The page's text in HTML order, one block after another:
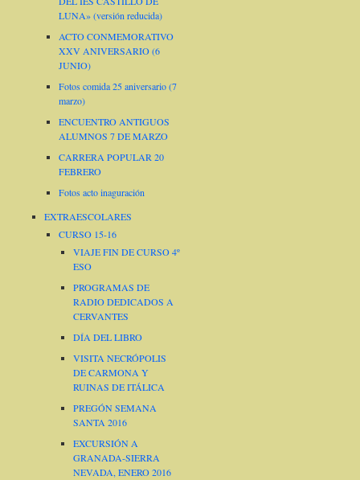
LUNA» (versión reducida)
ACTO CONMEMORATIVO
XXV ANIVERSARIO (6
JUNIO)
Fotos comida 25 aniversario (7
marzo)
ENCUENTRO ANTIGUOS
ALUMNOS 7 DE MARZO
CARRERA POPULAR 20
FEBRERO
Fotos acto inaguración
EXTRAESCOLARES
CURSO 15-16
VIAJE FIN DE CURSO 4º
ESO
PROGRAMAS DE
RADIO DEDICADOS A
CERVANTES
DÍA DEL LIBRO
VISITA NECRÓPOLIS
DE CARMONA Y
RUINAS DE ITÁLICA
PREGÓN SEMANA
SANTA 2016
EXCURSIÓN A
GRANADA-SIERRA
NEVADA, ENERO 2016